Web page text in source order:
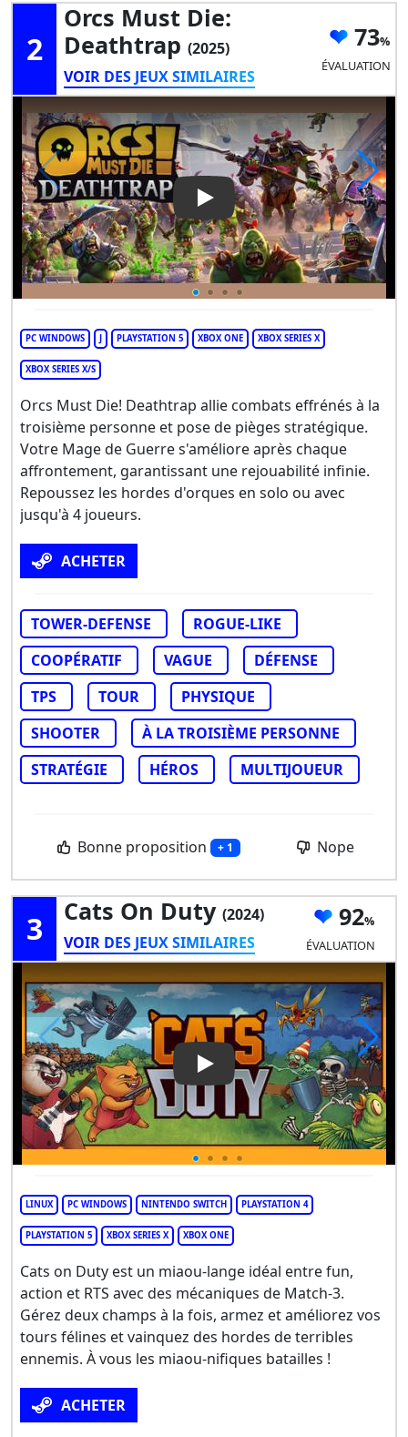
2
Orcs Must Die:
Deathtrap (2025)
VOIR DES JEUX SIMILAIRES
73
ÉVALUATION
Play Video: Orcs Must Die:
PC WINDOWS J PLAYSTATION 5 XBOX ONE XBOX SERIES X
XBOX SERIES X/S
Orcs Must Die! Deathtrap allie combats effrénés à la
troisième personne et pose de pièges stratégique.
Votre Mage de Guerre s'améliore après chaque
affrontement, garantissant une rejouabilité infinie.
Repoussez les hordes d'orques en solo ou avec
jusqu'à 4 joueurs.
ACHETER
TOWER-DEFENSE
ROGUE-LIKE
COOPÉRATIF
VAGUE
DÉFENSE
TPS
TOUR
PHYSIQUE
SHOOTER
À LA TROISIÈME PERSONNE
STRATÉGIE
HÉROS MULTIJOUEUR
Bonne proposition + 1 Nope
3 Cats On Duty (2024)
VOIR DES JEUX SIMILAIRES
92
ÉVALUATION
Play Video: Cats on Duty
LINUX PC WINDOWS NINTENDO SWITCH PLAYSTATION 4
PLAYSTATION 5 XBOX SERIES X XBOX ONE
Cats on Duty est un miaou-lange idéal entre fun,
action et RTS avec des mécaniques de Match-3.
Gérez deux champs à la fois, armez et améliorez vos
tours félines et vainquez des hordes de terribles
ennemis. À vous les miaou-nifiques batailles !
ACHETER